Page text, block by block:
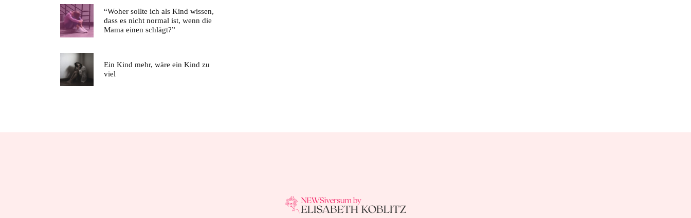
“Woher sollte ich als Kind wissen,
dass es nicht normal ist, wenn die
Mama einen schlägt?”
Ein Kind mehr, wäre ein Kind zu
viel